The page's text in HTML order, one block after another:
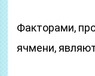
Факторами,
ячмени,